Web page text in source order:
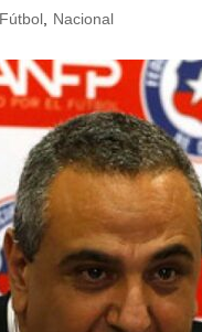
Fútbol, Nacional